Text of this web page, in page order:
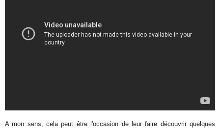
A mon sens, cela peut être l'occasion de leur faire découvrir quelques